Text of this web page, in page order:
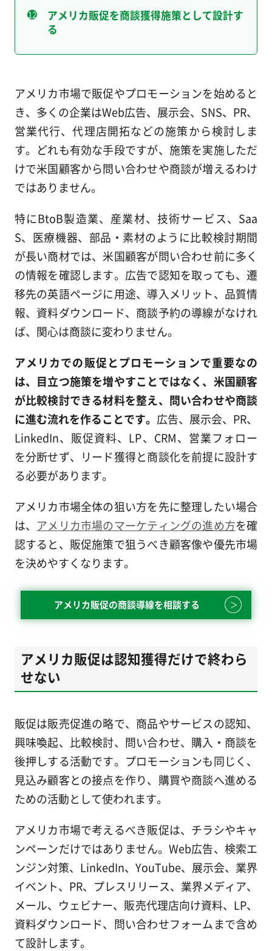
アメリカ販促を商談獲得施策として設計す
る
アメリカ市場で販促やプロモーションを始めると
き、多くの企業はWeb広告、展示会、SNS、PR、
営業代行、代理店開拓などの施策から検討しま
す。どれも有効な手段ですが、施策を実施しただ
けで米国顧客から問い合わせや商談が増えるわけ
ではありません。
特にBtoB製造業、産業材、技術サービス、Saa
S、医療機器、部品・素材のように比較検討期間
が長い商材では、米国顧客が問い合わせ前に多く
の情報を確認します。広告で認知を取っても、遷
移先の英語ページに用途、導入メリット、品質情
報、資料ダウンロード、商談予約の導線がなけれ
ば、関心は商談に変わりません。
アメリカでの販促とプロモーションで重要なの
は、目立つ施策を増やすことではなく、米国顧客
が比較検討できる材料を整え、問い合わせや商談
に進む流れを作ることです。 広告、展示会、PR、
LinkedIn、販促資料、LP、CRM、営業フォロー
を分断せず、リード獲得と商談化を前提に設計す
る必要があります。
アメリカ市場全体の狙い方を先に整理したい場合
は、 アメリカ市場のマーケティングの進め方を確
認すると、販促施策で狙うべき顧客像や優先市場
を決めやすくなります。
アメリカ販促の商談導線を相談する
アメリカ販促は認知獲得だけで終わら
せない
販促は販売促進の略で、商品やサービスの認知、
興味喚起、比較検討、問い合わせ、購入・商談を
後押しする活動です。プロモーションも同じく、
見込み顧客との接点を作り、購買や商談へ進める
ための活動として使われます。
アメリカ市場で考えるべき販促は、チラシやキャ
ンペーンだけではありません。Web広告、検索エ
ンジン対策、LinkedIn、YouTube、展示会、業界
イベント、PR、プレスリリース、業界メディア、
メール、ウェビナー、販売代理店向け資料、LP、
資料ダウンロード、問い合わせフォームまで含め
て設計します。